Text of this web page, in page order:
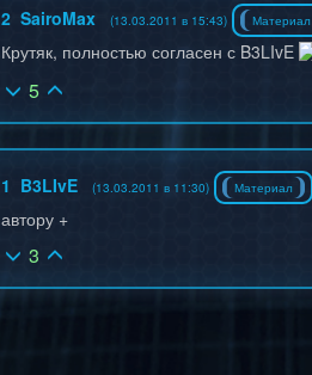
2 SairoMax (13.03.2011 в 15:43) Материал
Крутяк, полностью согласен с B3LIvE
5
1 B3LIvE (13.03.2011 в 11:30) Материал
автору +
3